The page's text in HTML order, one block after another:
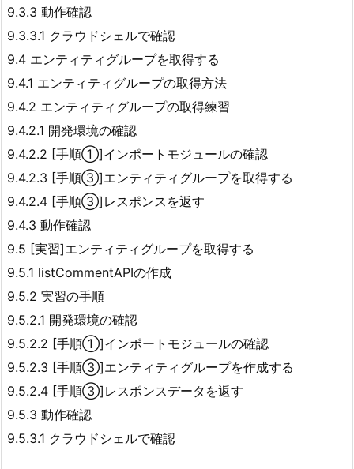
9.3.3 動作確認
9.3.3.1 クラウドシェルで確認
9.4 エンティティグループを取得する
9.4.1 エンティティグループの取得方法
9.4.2 エンティティグループの取得練習
9.4.2.1 開発環境の確認
9.4.2.2 [手順①]インポートモジュールの確認
9.4.2.3 [手順③]エンティティグループを取得する
9.4.2.4 [手順③]レスポンスを返す
9.4.3 動作確認
9.5 [実習]エンティティグループを取得する
9.5.1 listCommentAPIの作成
9.5.2 実習の手順
9.5.2.1 開発環境の確認
9.5.2.2 [手順①]インポートモジュールの確認
9.5.2.3 [手順③]エンティティグループを作成する
9.5.2.4 [手順③]レスポンスデータを返す
9.5.3 動作確認
9.5.3.1 クラウドシェルで確認